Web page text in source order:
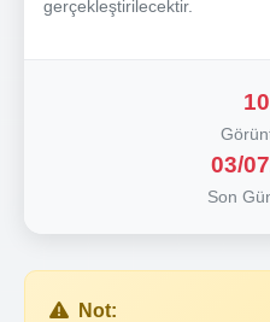
gerçekleştirilecektir.
03/
Son
Not: